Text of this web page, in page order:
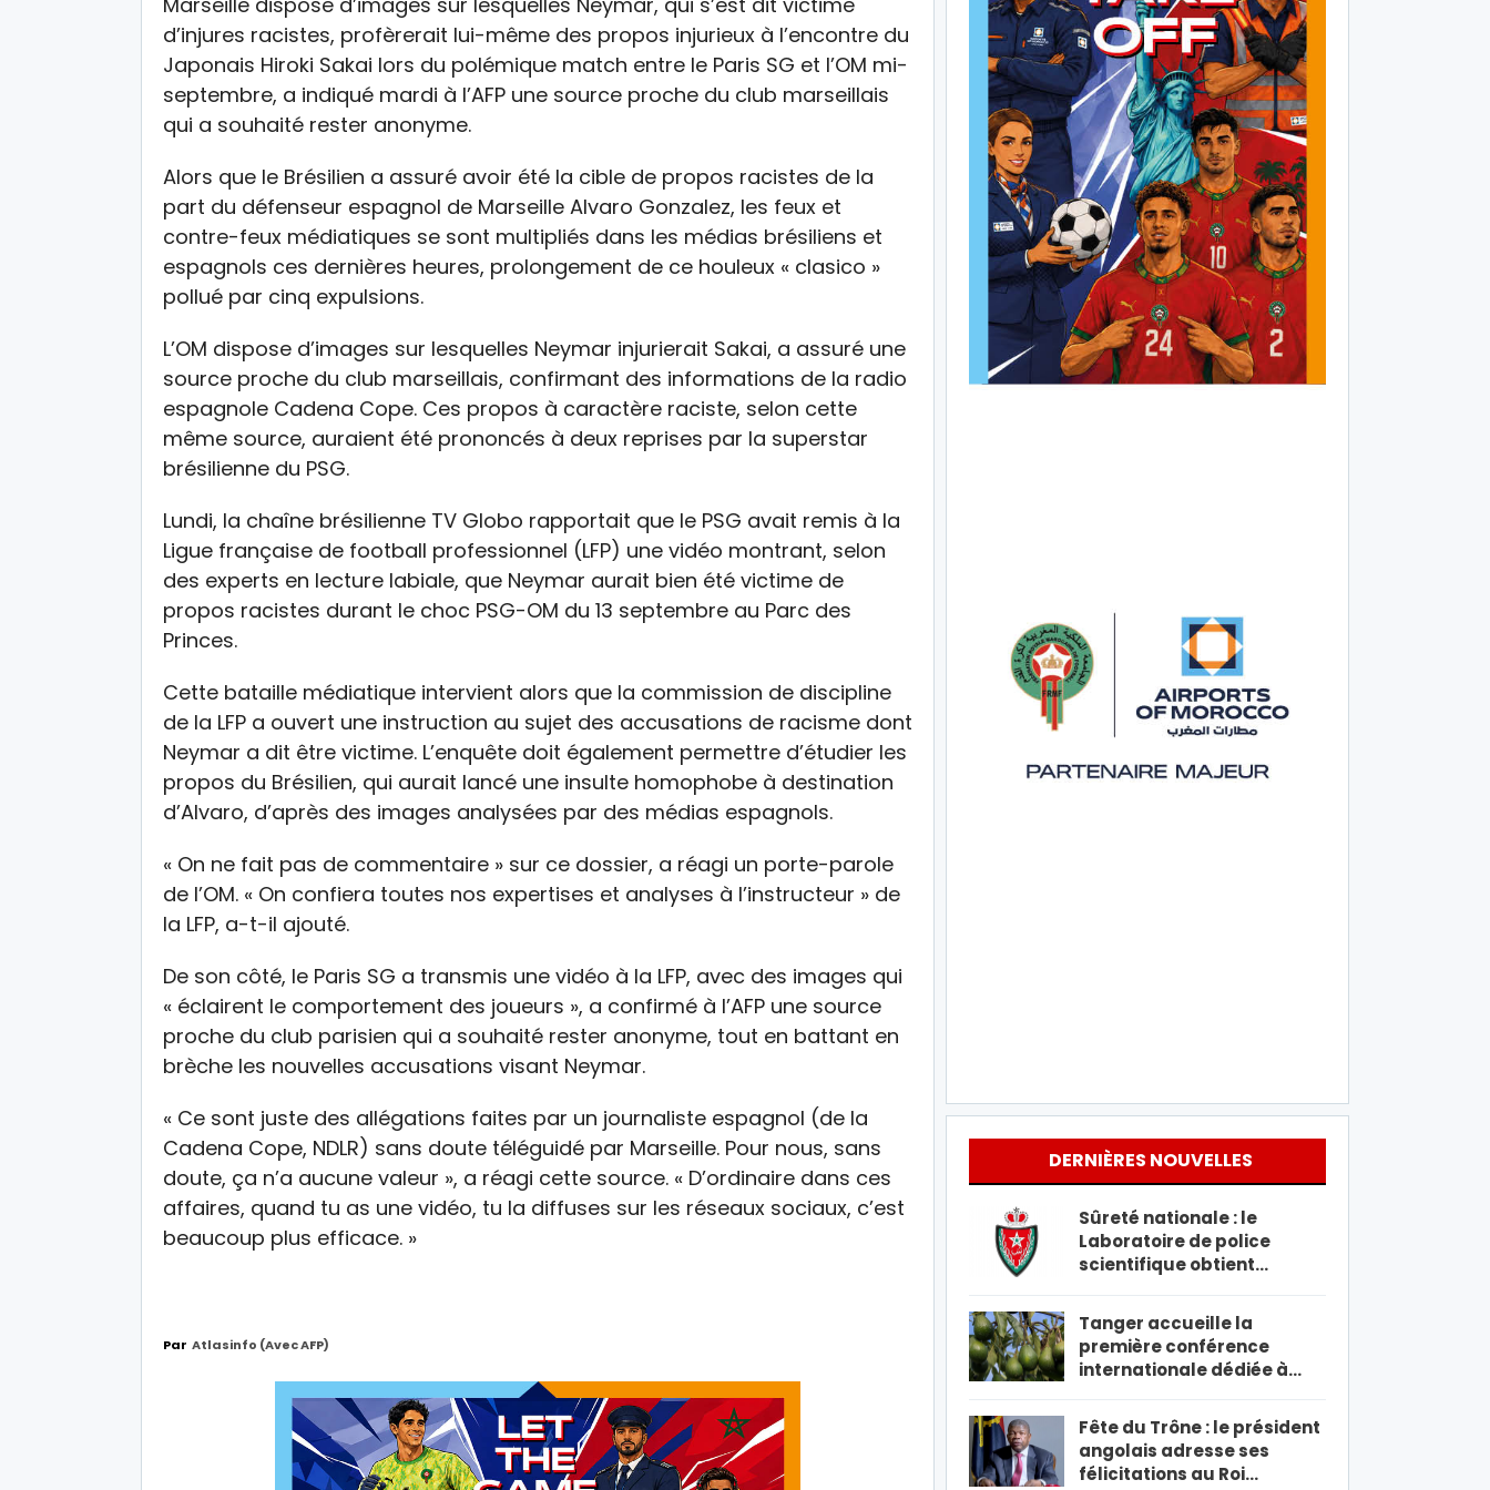
d’injures racistes, profèrerait lui-même des propos injurieux à l’encontre du
Japonais Hiroki Sakai lors du polémique match entre le Paris SG et l’OM mi-
septembre, a indiqué mardi à l’AFP une source proche du club marseillais
qui a souhaité rester anonyme.
Alors que le Brésilien a assuré avoir été la cible de propos racistes de la
part du défenseur espagnol de Marseille Alvaro Gonzalez, les feux et
contre-feux médiatiques se sont multipliés dans les médias brésiliens et
espagnols ces dernières heures, prolongement de ce houleux « clasico »
pollué par cinq expulsions.
L’OM dispose d’images sur lesquelles Neymar injurierait Sakai, a assuré une
source proche du club marseillais, confirmant des informations de la radio
espagnole Cadena Cope. Ces propos à caractère raciste, selon cette
même source, auraient été prononcés à deux reprises par la superstar
brésilienne du PSG.
Lundi, la chaîne brésilienne TV Globo rapportait que le PSG avait remis à la
Ligue française de football professionnel (LFP) une vidéo montrant, selon
des experts en lecture labiale, que Neymar aurait bien été victime de
propos racistes durant le choc PSG-OM du 13 septembre au Parc des
Princes.
Cette bataille médiatique intervient alors que la commission de discipline
de la LFP a ouvert une instruction au sujet des accusations de racisme dont
Neymar a dit être victime. L’enquête doit également permettre d’étudier les
propos du Brésilien, qui aurait lancé une insulte homophobe à destination
d’Alvaro, d’après des images analysées par des médias espagnols.
« On ne fait pas de commentaire » sur ce dossier, a réagi un porte-parole
de l’OM. « On confiera toutes nos expertises et analyses à l’instructeur » de
la LFP, a-t-il ajouté.
De son côté, le Paris SG a transmis une vidéo à la LFP, avec des images qui
« éclairent le comportement des joueurs », a confirmé à l’AFP une source
proche du club parisien qui a souhaité rester anonyme, tout en battant en
brèche les nouvelles accusations visant Neymar.
« Ce sont juste des allégations faites par un journaliste espagnol (de la
Cadena Cope, NDLR) sans doute téléguidé par Marseille. Pour nous, sans
doute, ça n’a aucune valeur », a réagi cette source. « D’ordinaire dans ces
affaires, quand tu as une vidéo, tu la diffuses sur les réseaux sociaux, c’est
beaucoup plus efficace. »
Par Atlasinfo (avec AFP)
DERNIÈRES NOUVELLES
Sûreté nationale : le
Laboratoire de police
scientifique obtient…
Tanger accueille la
première conférence
internationale dédiée à…
Fête du Trône : le président
angolais adresse ses
félicitations au Roi…